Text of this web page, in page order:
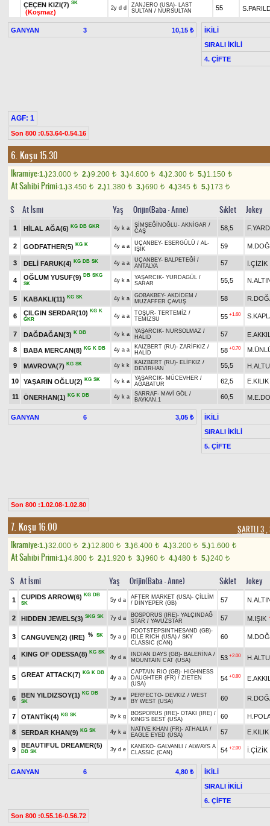
ÇEÇEN KIZI(7) SK
(Koşmaz)
2y d d ZANJERO (USA)- LAST
SULTAN / NURSULTAN 55
GANYAN 3 10,15 ₺
İKİLİ
SIRALI İKİLİ
4. ÇİFTE
AGF: 1
Son 800 :0.53.64-0.54.16
6. Koşu 15.30
Ikramiye:1.)23.000 t 2.)9.200 t 3.)4.600 t 4.)2.300 t 5.)1.150 t
At Sahibi Primi:1.)3.450 t 2.)1.380 t 3.)690 t 4.)345 t 5.)173 t
S At İsmi Yaş Orijin(Baba - Anne) Sıklet Jokey
1 HİLAL AĞA(6) KG DB GKR 4y k a ŞİMŞEĞİNOĞLU- AKNİGAR /
CAŞ
58,5
2 GODFATHER(5) KG K 4y a a UÇANBEY- ESERGÜLÜ / AL-
IŞIK
59
3 DELİ FARUK(4) KG DB SK 4y a a UÇANBEY- BALPETEĞİ /
ANTALYA
57 İ.ÇİZİK
4 OĞLUM YUSUF(9) DB SKG
SK
4y k a YAŞARCIK- YURDAGÜL /
SARAR
55,5
5 KABAKLI(11) KG SK 4y k a GOBAKBEY- AKDİDEM /
MUZAFFER ÇAVUŞ
58
6 ÇILGIN SERDAR(10) KG K
GKR
4y a a TOŞUR- TERTEMİZ /
TEMİZSU
55 +1.60
7 DAĞDAĞAN(3) K DB 4y k a YAŞARCIK- NURSOLMAZ /
HALİD
57
8 BABA MERCAN(8) KG K DB 4y a a KAIZBERT (RU)- ZARİFKIZ /
HALİD
58 +0.70
9 MAVROVA(7) KG SK 4y k k KAIZBERT (RU)- ELİFKIZ /
DEVİRHAN
55,5
10 YAŞARIN OĞLU(2) KG SK 4y k a YAŞARCIK- MÜCEVHER /
AĞABATUR
62,5 E.KILIK
11 ÖNERHAN(1) KG K DB 4y k a SARRAF- MAVİ GÖL /
BAYKAN.1
60,5
GANYAN 6 3,05 ₺
İKİLİ
SIRALI İKİLİ
5. ÇİFTE
Son 800 :1.02.08-1.02.80
7. Koşu 16.00 ŞARTLI 3,
Ikramiye:1.)32.000 t 2.)12.800 t 3.)6.400 t 4.)3.200 t 5.)1.600 t
At Sahibi Primi:1.)4.800 t 2.)1.920 t 3.)960 t 4.)480 t 5.)240 t
S At İsmi Yaş Orijin(Baba - Anne) Sıklet Jokey
1 CUPIDS ARROW(6) KG DB
SK
5y d a AFTER MARKET (USA)- ÇİLLİM
/ DİNYEPER (GB) 57
2 HIDDEN JEWELS(3) SKG SK 7y d a BOSPORUS (IRE)- YALÇINDAĞ
STAR / YAVUZSTAR 57 M.IŞIK
3 CANGUVEN(2) (IRE) % SK 5y a g
FOOTSTEPSINTHESAND (GB)-
IDLE RICH (USA) / SKY
CLASSIC (CAN)
60
4 KING OF ODESSA(8) KG SK
4y d a INDIAN DAYS (GB)- BALERİNA /
MOUNTAIN CAT (USA)
53 +2.00
5 GREAT ATTACK(7) KG K DB
4y a a
CAPTAIN RIO (GB)- HIGHNESS
DAUGHTER (FR) / ZIETEN
(USA)
54 +0.80
6 BEN YILDIZSOY(1) KG DB
SK
3y a e PERFECTO- DEVKIZ / WEST
BY WEST (USA)
60
7 OTANTİK(4) KG SK 8y k g BOSPORUS (IRE)- OTAKI (IRE) /
KING'S BEST (USA)
60
8 SERDAR KHAN(9) KG SK 4y k a NATIVE KHAN (FR)- ATHALIA /
EAGLE EYED (USA)
57 E.KILIK
9
BEAUTIFUL DREAMER(5)
DB SK 3y d e KANEKO- GALVANLI / ALWAYS A
CLASSIC (CAN)
54 +2.00 İ.ÇİZİK
GANYAN 6 4,80 ₺
İKİLİ
SIRALI İKİLİ
6. ÇİFTE
Son 800 :0.55.16-0.56.72